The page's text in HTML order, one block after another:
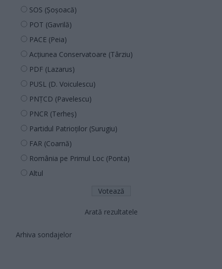
SOS (Șoșoacă)
POT (Gavrilă)
PACE (Peia)
Acțiunea Conservatoare (Târziu)
PDF (Lazarus)
PUSL (D. Voiculescu)
PNȚCD (Pavelescu)
PNCR (Terheș)
Partidul Patrioților (Surugiu)
FAR (Coarnă)
România pe Primul Loc (Ponta)
Altul
Arată rezultatele
Arhiva sondajelor